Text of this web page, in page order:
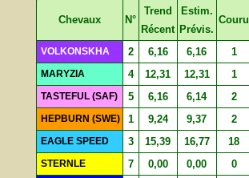
Chevaux N°
Trend
Récent
Estim.
Prévis.
Couru
VOLKONSKHA 2 6,16 6,16 1
MARYZIA 4 12,31 12,31 1
TASTEFUL (SAF) 5 6,16 6,14 2
HEPBURN (SWE) 1 9,24 9,37 2
EAGLE SPEED 3 15,39 16,77 18
STERNLE 7 0,00 0,00 0